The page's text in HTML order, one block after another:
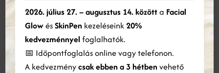
Orvos esztétikai kezelések
Esztétikai konzultáció
2026. július 27. – augusztus 14. közötta Facial
GlowésSkinPen kezeléseink 20%
kedvezménnyel foglalhatók.
📅 Időpontfoglalás online vagy telefonon.
A kedvezménycsak ebben a 3 hétben vehető
Ez a weboldal sütiket használ
Cookie-kat használunk a tartalom, a hirdetések személyre
szabására és a forgalom elemzésére. Webhelyünk Ön általi
használatára vonatkozó információkat megosztjuk hirdetési és
elemző partnereinkkel is, akik egyesíthetik azokat más
információkkal, amelyeket Ön biztosított számukra, vagy